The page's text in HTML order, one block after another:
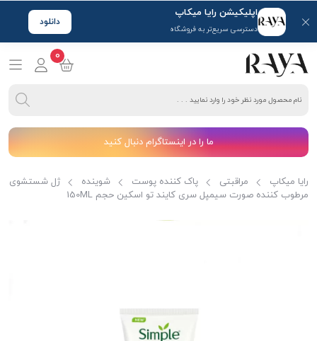
اپلیکیشن رایا میکاپ
دسترسی سریع‌تر به فروشگاه
دانلود
0
ما را در اینستاگرام دنبال کنید
رایا میکاپ مراقبتی پاک کننده پوست شوینده
ژل شستشوی
مرطوب کننده صورت سیمپل سری کایند تو اسکین حجم 150ML